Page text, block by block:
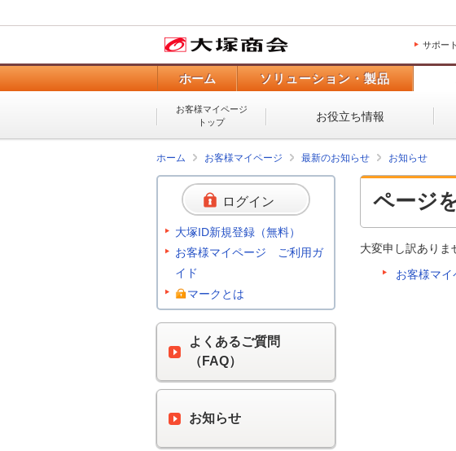
サポート
ホーム ソリューション・製品
お客様マイページ
トップ
お役立ち情報
ホーム お客様マイページ 最新のお知らせ お知らせ
ページ
大変申し訳ありま
お客様マ
ログイン
大塚ID新規登録（無料）
お客様マイページ ご利用ガ
イド
マークとは
よくあるご質問
（FAQ）
お知らせ